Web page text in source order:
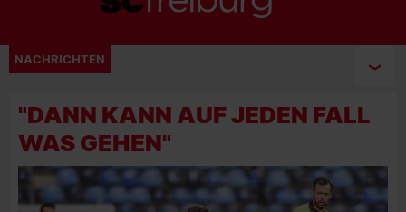
NACHRICHTEN
"DANN KANN AUF JEDEN FALL
WAS GEHEN"